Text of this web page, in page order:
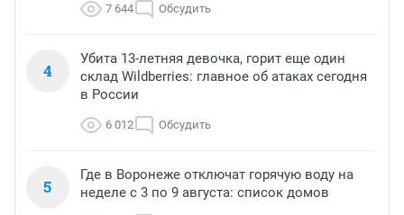
7 644 Обсудить
4
Убита 13-летняя девочка, горит еще один
склад Wildberries: главное об атаках сегодня
в России
6 012 Обсудить
5
Где в Воронеже отключат горячую воду на
неделе с 3 по 9 августа: список домов